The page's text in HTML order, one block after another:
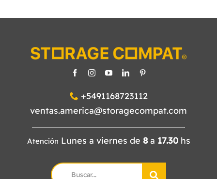
+5491168723112
ventas.america@storagecompat.com
Atención Lunes a viernes de 8a 17.30hs
Search